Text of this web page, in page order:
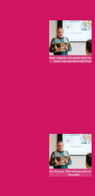
En savoir plus
En savoir plus